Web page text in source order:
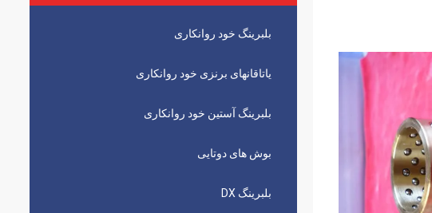
بلبرینگ خود روانکاری
یاتاقانهای برنزی خود روانکاری
بلبرینگ آستین خود روانکاری
بوش های دوتایی
بلبرینگ DX